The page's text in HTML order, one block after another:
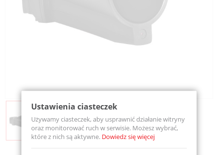
Ustawienia ciasteczek
Używamy ciasteczek, aby usprawnić działanie witryny
oraz monitorować ruch w serwisie. Możesz wybrać,
które z nich są aktywne. Dowiedz się więcej